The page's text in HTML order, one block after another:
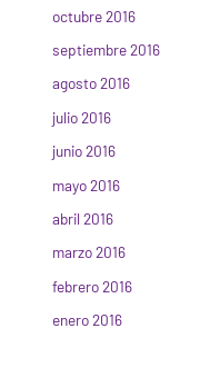
octubre 2016
septiembre 2016
agosto 2016
julio 2016
junio 2016
mayo 2016
abril 2016
marzo 2016
febrero 2016
enero 2016